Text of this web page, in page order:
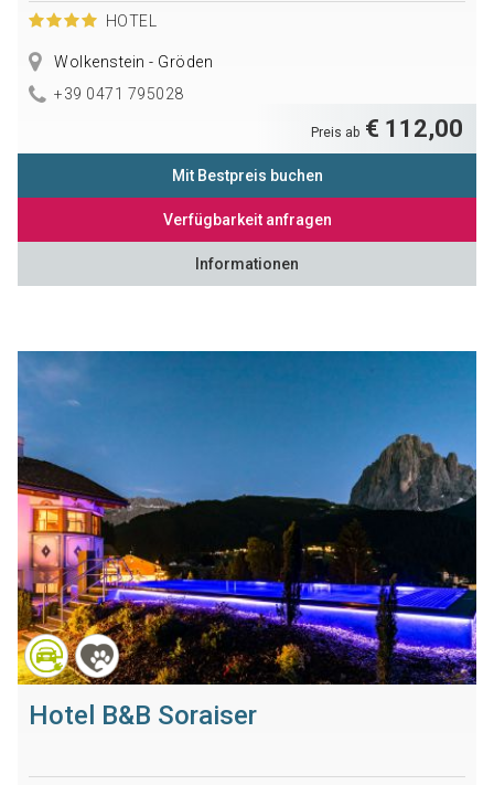
HOTEL
Wolkenstein - Gröden
+39 0471 795028
Preis ab € 112,00
Mit Bestpreis buchen
Verfügbarkeit anfragen
Informationen
Hotel B&B Soraiser